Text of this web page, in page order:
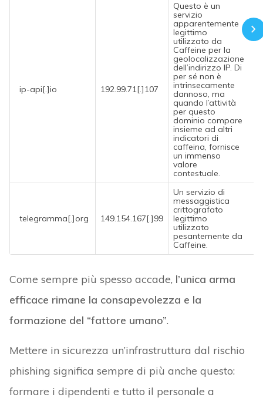
ip-api[.]io 192.99.71[.]107
Questo è un
servizio
apparentemente
legittimo
utilizzato da
Caffeine per la
geolocalizzazione
dell’indirizzo IP. Di
per sé non è
intrinsecamente
dannoso, ma
quando l’attività
per questo
dominio compare
insieme ad altri
indicatori di
caffeina, fornisce
un immenso
valore
contestuale.
telegramma[.]org 149.154.167[.]99
Un servizio di
messaggistica
crittografato
legittimo
utilizzato
pesantemente da
Caffeine.
Come sempre più spesso accade, l’unica arma
efficace rimane la consapevolezza e la
formazione del “fattore umano”.
Mettere in sicurezza un’infrastruttura dal rischio
phishing significa sempre di più anche questo:
formare i dipendenti e tutto il personale a